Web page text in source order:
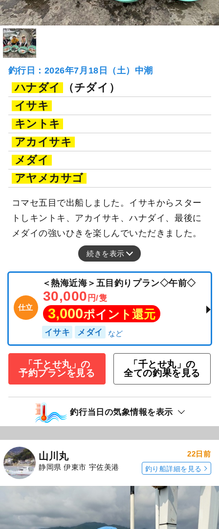
釣行日：2026年7月18日（土）中潮
ハナダイ
（チダイ）
イサキ
キントキ
アカイサキ
メダイ
アヤメカサゴ
コマセ五目で出船しました。イサキからスター
トしキントキ、アカイサキ、ハナダイ、最後に
メダイの強いひきを楽しんでいただきました。
続きを表示
仕立
＜熱海近海＞五目釣りプラン◇午前◇
30,000 円/隻
3,000ポイント還元
イサキ メダイ
「千とせ丸」の
予約プランを見る
「千とせ丸」の
全ての釣果を見る
釣行当日の気象情報を表示
山川丸
静岡県 伊東市 宇佐美港
22日前
釣り船詳細を見る